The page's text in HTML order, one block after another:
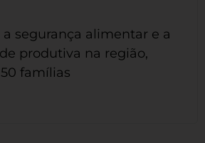
segurança alimentar e a
produtiva na região,
famílias